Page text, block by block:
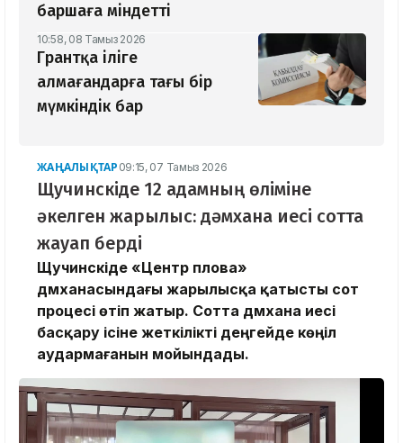
баршаға міндетті
10:58, 08 Тамыз 2026
Грантқа іліге
алмағандарға тағы бір
мүмкіндік бар
ЖАҢАЛЫҚТАР 09:15, 07 Тамыз 2026
Щучинскіде 12 адамның өліміне
әкелген жарылыс: дәмхана иесі сотта
жауап берді
Щучинскіде «Центр плова»
дәмханасындағы жарылысқа қатысты сот
процесі өтіп жатыр. Сотта дәмхана иесі
басқару ісіне жеткілікті деңгейде көңіл
аудармағанын мойындады.